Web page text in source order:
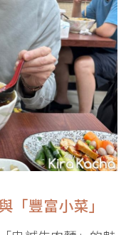
「豐富小菜」